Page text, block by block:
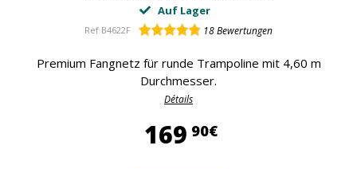
Auf Lager
Ref B4622F 18Bewertungen
Premium Fangnetz für runde Trampoline mit 4,60 m
Durchmesser.
Détails
169 90€169,90 €